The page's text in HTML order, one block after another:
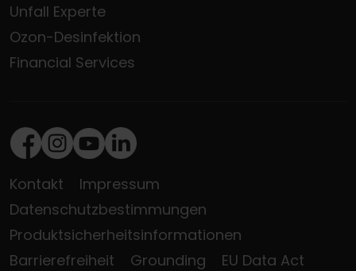
Unfall Experte
Ozon-Desinfektion
Financial Services
Facebook
Instagram
Youtube
LinkedIn
Kontakt
Impressum
Datenschutzbestimmungen
Produktsicherheitsinformationen
Barrierefreiheit
Grounding
EU Data Act